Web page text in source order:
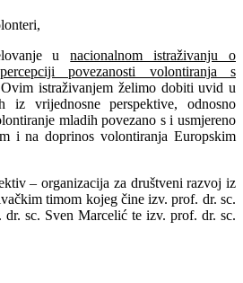
unacionalnom istraživanju o
povezanosti volontiranja s
istraživanjem želimo dobiti uvid u
iz vrijednosne perspektive, odnosno
mladih povezano s i usmjereno
i na doprinos volontiranja Europskim
– organizacija za društveni razvoj iz
timom kojeg čine izv. prof. dr. sc.
sc. Sven Marcelić te izv. prof. dr. sc.